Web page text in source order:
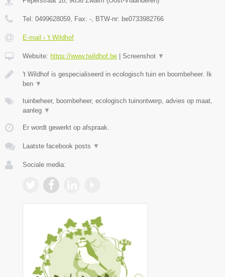
Tel: 0499628059 , Fax: - , BTW-nr: be0733982766
E-mail › 't Wildhof
Website: https://www.twildhof.be Screenshot ▼
't Wildhof is gespecialiseerd in ecologisch tuin en boombeheer. Ik
ben ▼
tuinbeheer, boombeheer, ecologisch tuinontwerp, advies op maat,
aanleg ▼
Er wordt gewerkt op afspraak.
Laatste facebook posts ▼
Sociale media: